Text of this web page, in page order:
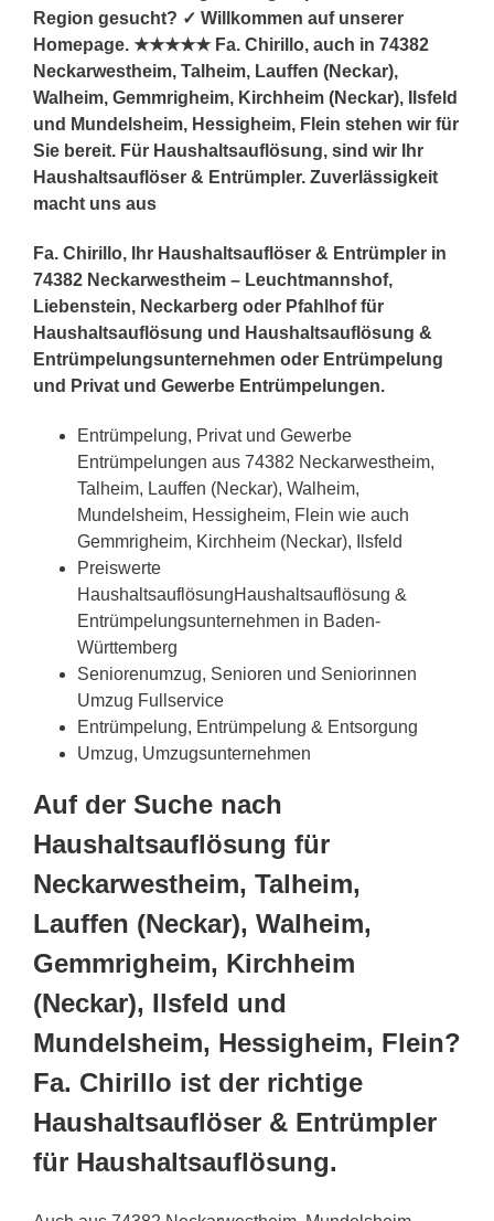
Region gesucht? ✓ Willkommen auf unserer
Homepage. ★★★★★ Fa. Chirillo, auch in 74382
Neckarwestheim, Talheim, Lauffen (Neckar),
Walheim, Gemmrigheim, Kirchheim (Neckar), Ilsfeld
und Mundelsheim, Hessigheim, Flein stehen wir für
Sie bereit. Für Haushaltsauflösung, sind wir Ihr
Haushaltsauflöser & Entrümpler. Zuverlässigkeit
macht uns aus
Fa. Chirillo, Ihr Haushaltsauflöser & Entrümpler in
74382 Neckarwestheim – Leuchtmannshof,
Liebenstein, Neckarberg oder Pfahlhof für
Haushaltsauflösung und Haushaltsauflösung &
Entrümpelungsunternehmen oder Entrümpelung
und Privat und Gewerbe Entrümpelungen.
Entrümpelung, Privat und Gewerbe
Entrümpelungen aus 74382 Neckarwestheim,
Talheim, Lauffen (Neckar), Walheim,
Mundelsheim, Hessigheim, Flein wie auch
Gemmrigheim, Kirchheim (Neckar), Ilsfeld
Preiswerte
HaushaltsauflösungHaushaltsauflösung &
Entrümpelungsunternehmen in Baden-
Württemberg
Seniorenumzug, Senioren und Seniorinnen
Umzug Fullservice
Entrümpelung, Entrümpelung & Entsorgung
Umzug, Umzugsunternehmen
Auf der Suche nach
Haushaltsauflösung für
Neckarwestheim, Talheim,
Lauffen (Neckar), Walheim,
Gemmrigheim, Kirchheim
(Neckar), Ilsfeld und
Mundelsheim, Hessigheim, Flein?
Fa. Chirillo ist der richtige
Haushaltsauflöser & Entrümpler
für Haushaltsauflösung.